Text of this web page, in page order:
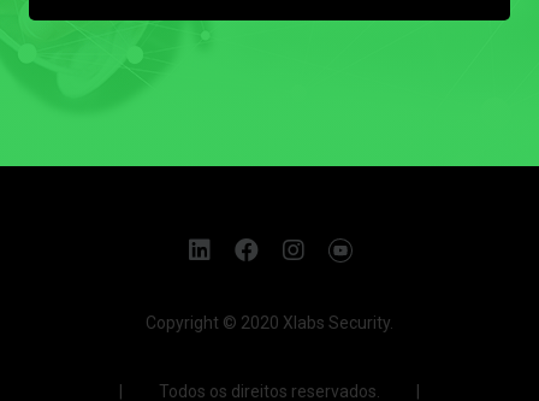
Copyright © 2020 Xlabs Security.
| Todos os direitos reservados. |